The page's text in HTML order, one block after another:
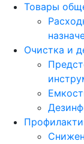
Товары
Очистка и